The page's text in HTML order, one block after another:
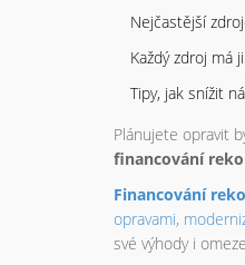
Nejčastější
Každý zdroj má
Tipy, jak snížit
Plánujete opravit
financování
Financování
opravami,
své výhody i